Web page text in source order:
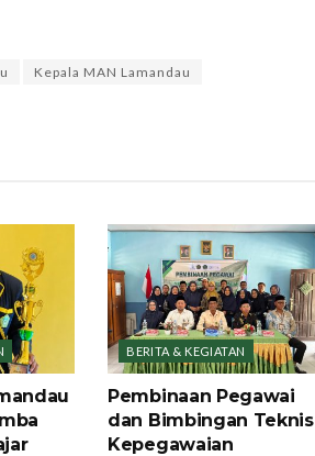
Kepala MAN Lamandau
BERITA & KEGIATAN
Pembinaan Pegawai
dan Bimbingan Teknis
Kepegawaian